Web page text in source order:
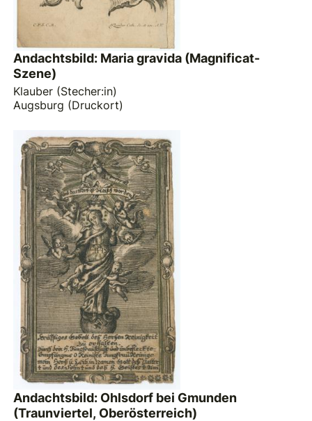
Andachtsbild: Maria gravida (Magnificat-
Szene)
Klauber (Stecher:in)
Augsburg (Druckort)
Andachtsbild: Ohlsdorf bei Gmunden
(Traunviertel, Oberösterreich)